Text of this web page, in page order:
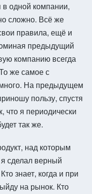
в одной компании,
сложно. Всё же
правила, ещё и
предыдущий
компанию всегда
же самое с
На предыдущем
пользу, спустя
что я периодически
так же.
над которым
сделал верный
знает, когда и при
на рынок. Кто